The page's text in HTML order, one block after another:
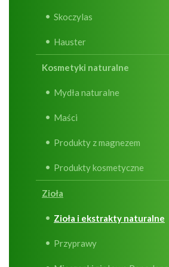
Skoczylas
Hauster
Kosmetyki naturalne
Mydła naturalne
Maści
Produkty z magnezem
Produkty kosmetyczne
Zioła
Zioła i ekstrakty naturalne
Przyprawy